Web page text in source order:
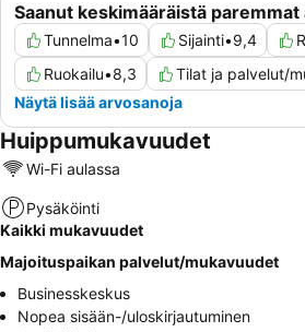
Saanut keskimääräistä
Tunnelma•10 Sijainti•9,4
Ruokailu•8,3 Tilat ja palvelut/
Näytä lisää arvosanoja
Huippumukavuudet
Wi-Fi aulassa
Pysäköinti
Kaikki mukavuudet
Majoituspaikan palvelut/mukavuudet
Businesskeskus
Nopea sisään-/uloskirjautuminen